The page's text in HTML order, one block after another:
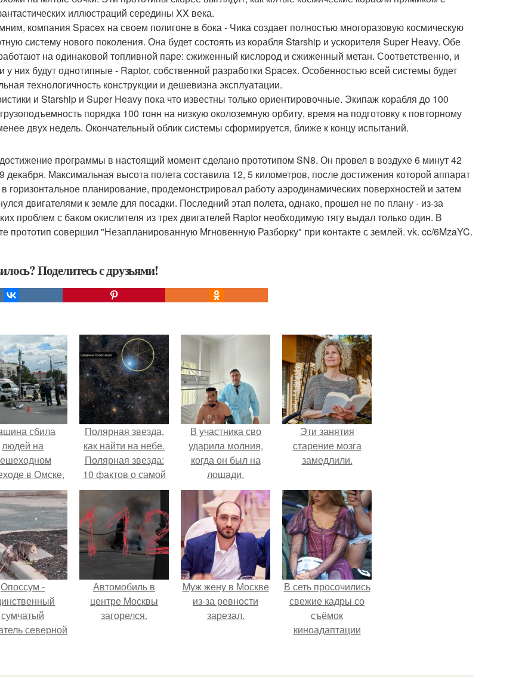
иллюстраций середины XX века.
компания Spacex на своем полигоне в бока - Чика создает полностью многоразовую космическую
систему нового поколения. Она будет состоять из корабля Starship и ускорителя Super Heavy. Обе
на одинаковой топливной паре: сжиженный кислород и сжиженный метан. Соответственно, и
у них будут однотипные - Raptor, собственной разработки Spacex. Особенностью всей системы будет
технологичность конструкции и дешевизна эксплуатации.
и Starship и Super Heavy пока что известны только ориентировочные. Экипаж корабля до 100
порядка 100 тонн на низкую околоземную орбиту, время на подготовку к повторному
двух недель. Окончательный облик системы сформируется, ближе к концу испытаний.
программы в настоящий момент сделано прототипом SN8. Он провел в воздухе 6 минут 42
декабря. Максимальная высота полета составила 12, 5 километров, после достижения которой аппарат
горизонтальное планирование, продемонстрировал работу аэродинамических поверхностей и затем
двигателями к земле для посадки. Последний этап полета, однако, прошел не по плану - из-за
проблем с баком окислителя из трех двигателей Raptor необходимую тягу выдал только один. В
прототип совершил "Незапланированную Мгновенную Разборку" при контакте с землей. vk. cc/6MzaYC.
Поделитесь с друзьями!
сбила
людей на
в Омске,
8
человек.
Полярная звезда,
как найти на небе.
Полярная звезда:
10 фактов о самой
известной звезде
ночного неба.
В участника сво
ударила молния,
когда он был на
лошади.
Эти занятия
старение мозга
замедлили.
Опоссум -
сумчатый
северной
Автомобиль в
центре Москвы
загорелся.
Mуж жену в Москве
из-за ревности
зарезал.
В сеть просочились
свежие кадры со
съёмок
киноадаптации
моментально